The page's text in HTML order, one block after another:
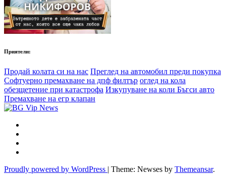
Приятели:
Продай колата си на нас Преглед на автомобил преди покупка
Софтуерно премахване на дпф филтър оглед на кола
обезщетение при катастрофа Изкупуване на коли Бъгси авто
Премахване на егр клапан
Proudly powered by WordPress | Theme: Newses by Themeansar.